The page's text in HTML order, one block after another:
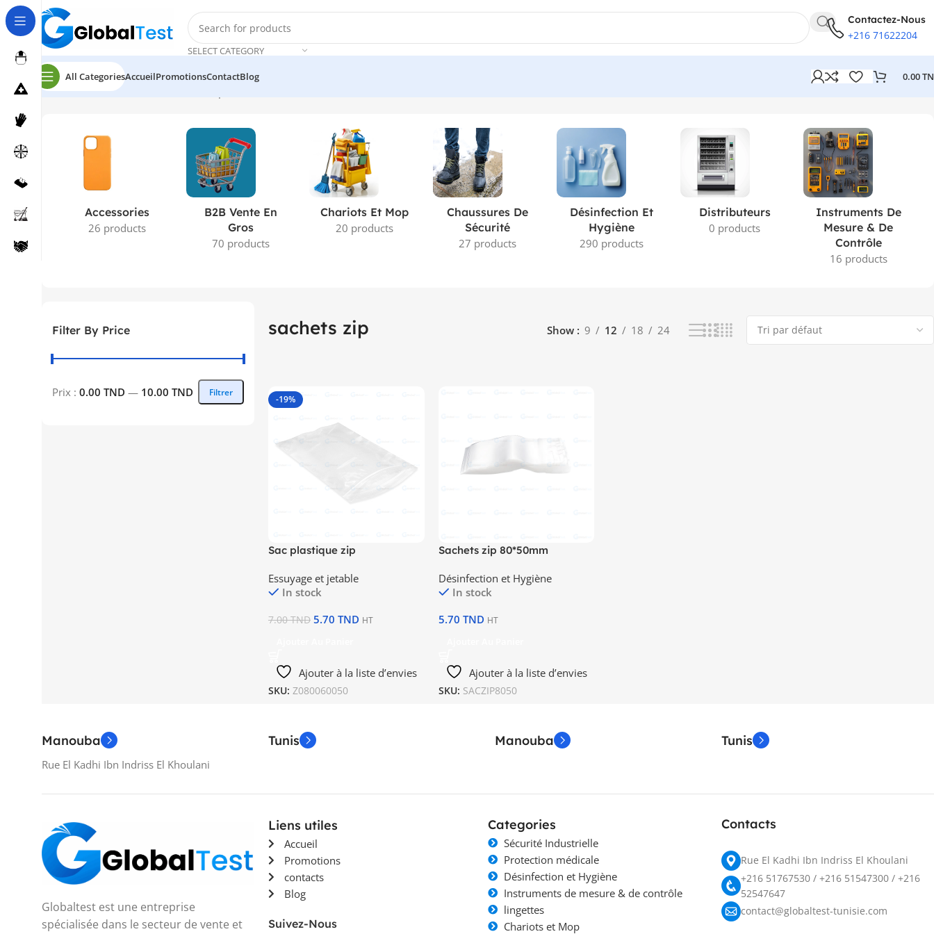
SELECT CATEGORY
Contactez-Nous
+216 71622204
All CategoriesAccueilPromotionsContactBlog 0.00
Accueil Produits identifiés “sachets zip”
Accessories
26 products
B2B Vente En
Gros
70 products
Chariots Et Mop
20 products
Chaussures De
Sécurité
27 products
Désinfection Et
Hygiène
290 products
Distributeurs
0 products
Instruments De
Mesure & De
Contrôle
16 products
Filter By Price
Filtrer
Prix : 0.00 TND — 10.00 TND
sachets zip Show 9 12 18 24
-19%
Sac plastique zip
Essuyage et jetable
In stock
7.00TND 5.70 TND HT
Ajouter à la liste d’envies
SKU: Z080060050
Sachets zip 80*50mm
Désinfection et Hygiène
In stock
5.70 TND HT
Ajouter à la liste d’envies
SKU: SACZIP8050
Manouba
Rue El Kadhi Ibn Indriss El Khoulani
Tunis Manouba Tunis
Globaltest est une entreprise
spécialisée dans le secteur de vente et
Liens utiles
Accueil
Promotions
contacts
Blog
Suivez-Nous
Categories
Sécurité Industrielle
Protection médicale
Désinfection et Hygiène
Instruments de mesure & de contrôle
lingettes
Chariots et Mop
Contacts
Rue El Kadhi Ibn Indriss El Khoulani
+216 51767530 / +216 51547300 / +216
52547647
contact@globaltest-tunisie.com